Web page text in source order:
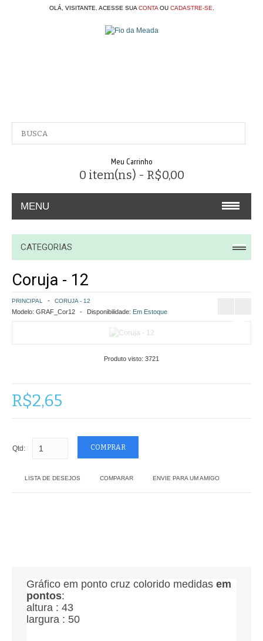
OLÁ, VISITANTE. ACESSE SUA CONTAOU CADASTRE-SE
Meu Carrinho
0 item(ns) - R$0,00
MENU
A EMPRESA
CONTATO
COMO COMPRAR
POLÍTICA DE FRETE GRÁTIS
CONTATO
CATEGORIAS
Coruja - 12
PRINCIPAL CORUJA - 12
Modelo: GRAF_Cor12 Disponibilidade: Em Estoque
Produto visto: 3721
R$2,65
Qtd:
LISTA DE DESEJOS COMPARAR ENVIE PARA UM AMIGO
Gráfico em ponto cruz colorido medidas em
pontos:
altura : 43
largura : 50